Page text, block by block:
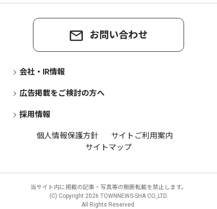
お問い合わせ
会社・IR情報
広告掲載をご検討の方へ
採用情報
個人情報保護方針
サイトご利用案内
サイトマップ
当サイト内に掲載の記事・写真等の無断転載を禁止します。
(C) Copyright 2026 TOWNNEWS-SHA CO.,LTD.
All Rights Reserved.